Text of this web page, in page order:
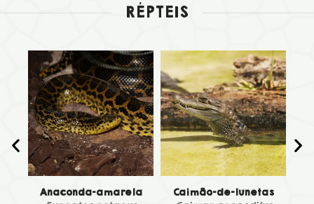
RÉPTEIS
Anaconda-amarela
Caimão-de-lunetas